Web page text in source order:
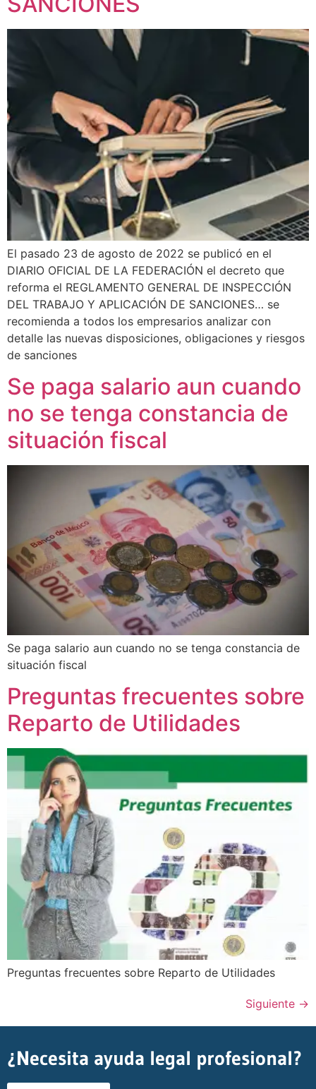
El pasado 23 de agosto de 2022 se publicó en el
DIARIO OFICIAL DE LA FEDERACIÓN el decreto que
reforma el REGLAMENTO GENERAL DE INSPECCIÓN
DEL TRABAJO Y APLICACIÓN DE SANCIONES… se
recomienda a todos los empresarios analizar con
detalle las nuevas disposiciones, obligaciones y riesgos
de sanciones
Se paga salario aun cuando
no se tenga constancia de
situación fiscal
Se paga salario aun cuando no se tenga constancia de
situación fiscal
Preguntas frecuentes sobre
Reparto de Utilidades
Preguntas frecuentes sobre Reparto de Utilidades
Siguiente →
¿Necesita ayuda legal profesional?